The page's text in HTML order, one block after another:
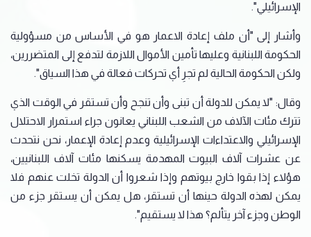
الإسرائيلي".
وأشار إلى "أن ملف إعادة الاعمار هو في الأساس من مسؤولية
الحكومة اللبنانية وعليها تأمين الأموال اللازمة لتدفع إلى المتضررين،
ولكن الحكومة الحالية لم تجرِ أي تحركات فعالة في هذا السياق".
وقال: "لا يمكن للدولة أن تبنى وأن تنجح وأن تستقر في الوقت الذي
تترك مئات الآلاف من الشعب اللبناني يعانون جراء استمرار الاحتلال
الإسرائيلي والاعتداءات الإسرائيلية وعدم إعادة الإعمار، نحن نتحدث
عن عشرات آلاف البيوت المهدمة يسكنها مئات آلاف اللبنانيين،
هؤلاء إذا بقوا خارج بيوتهم وإذا شعروا أن الدولة تخلت عنهم فلا
يمكن لهذه الدولة حينها أن تستقر، هل يمكن أن يستقر جزء من
الوطن وجزء آخر يتألم؟ هذا لا يستقيم".